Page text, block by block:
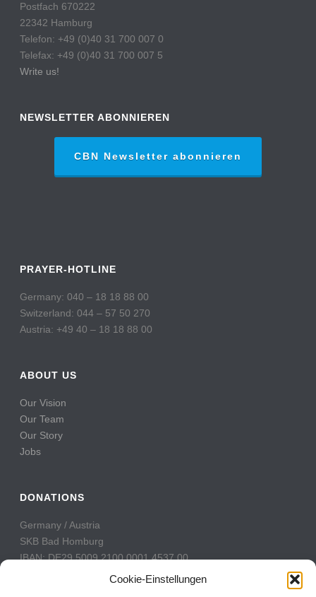
Cookie-Einstellungen
Postfach 670222
22342 Hamburg
Telefon: +49 (0)40 31 700 007 0
Telefax: +49 (0)40 31 700 007 5
Write us!
NEWSLETTER ABONNIEREN
CBN Newsletter abonnieren
PRAYER-HOTLINE
Germany: 040 – 18 18 88 00
Switzerland: 044 – 57 50 270
Austria: +49 40 – 18 18 88 00
ABOUT US
Our Vision
Our Team
Our Story
Jobs
DONATIONS
Germany / Austria
SKB Bad Homburg
IBAN: DE29 5009 2100 0001 4537 00
BIC: GENODE51BH2